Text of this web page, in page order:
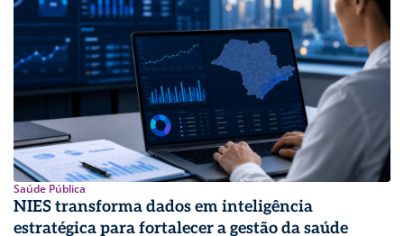
Saúde Pública
NIES transforma dados em inteligência
estratégica para fortalecer a gestão da saúde